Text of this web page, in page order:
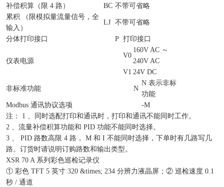
补偿积算（限 4 路）
BC 不带可省略
累积 （限模拟量流量信号，全
输入）
LJ 不带可省略
分体打印接口 P 打印接口
仪表电源
V0
160V AC ～
240V AC
V1 24V DC
非标准功能 N
N 表示非标
功能
Modbus 通讯协议选项
-M
注： 1 、同时选配打印和通讯时，打印和通讯不能同时工作。
2 、流量补偿积算功能和 PID 功能不能同时选择。
3 、 PID 路数高限 4 路， M 和 I 不能同时选择，下单时有几路写几
路。订货时请说明订购路数和输出类型。
XSR 70 A 系列彩色巡检记录仪
① 彩色 TFT 5 英寸 320 &times; 234 分辨力液晶屏；② 巡检速度 0.1
秒 / 通道